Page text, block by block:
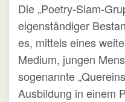
Die „Poetry-Slam-
eigenständiger
es, mittels eines
Medium, jungen
sogenannte
Ausbildung in einem